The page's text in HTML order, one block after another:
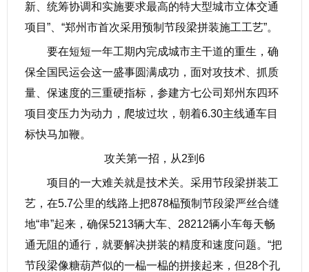
新、统筹协调和实施要求最高的特大型城市立体交通
项目”、“郑州市首次采用预制节段梁拼装施工工艺”。
要在短短一年工期内完成城市主干道的重生，确
保全国民运会这一盛事圆满成功，面对攻技术、抓质
量、保速度的三重硬指标，参建方七公司郑州东四环
项目变压力为动力，爬坡过坎，朝着6.30主线通车目
标快马加鞭。
攻关第一招，从2到6
项目的一大难关就是技术关。采用节段梁拼装工
艺，在5.7公里的线路上把878榀预制节段梁严丝合缝
地“串”起来，确保5213辆大车、28212辆小车每天畅
通无阻的通行，就要解决拼装的精度和速度问题。“把
节段梁像糖葫芦似的一榀一榀的拼接起来，但28个孔